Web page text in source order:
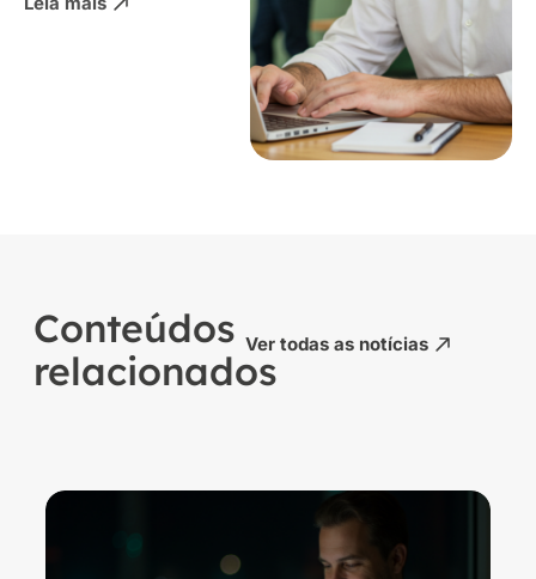
Conteúdos
relacionados
Ver todas as notícias